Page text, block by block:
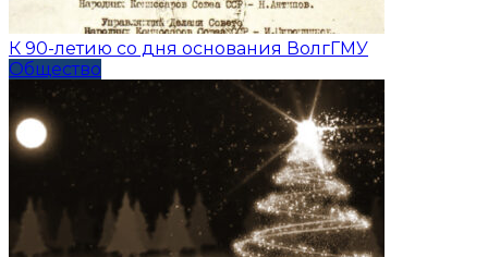
К 90-летию со дня основания ВолгГМУ
Общество